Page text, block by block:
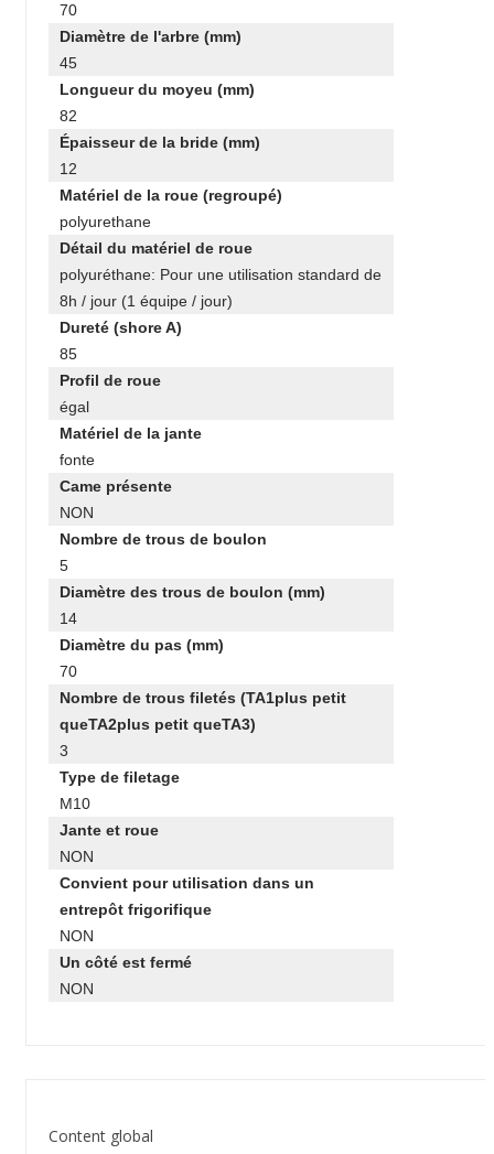
70
Diamètre de l'arbre (mm)
45
Longueur du moyeu (mm)
82
Épaisseur de la bride (mm)
12
Matériel de la roue (regroupé)
polyurethane
Détail du matériel de roue
polyuréthane: Pour une utilisation standard de
8h / jour (1 équipe / jour)
Dureté (shore A)
85
Profil de roue
égal
Matériel de la jante
fonte
Came présente
NON
Nombre de trous de boulon
5
Diamètre des trous de boulon (mm)
14
Diamètre du pas (mm)
70
Nombre de trous filetés (TA1plus petit
queTA2plus petit queTA3)
3
Type de filetage
M10
Jante et roue
NON
Convient pour utilisation dans un
entrepôt frigorifique
NON
Un côté est fermé
NON
Content global